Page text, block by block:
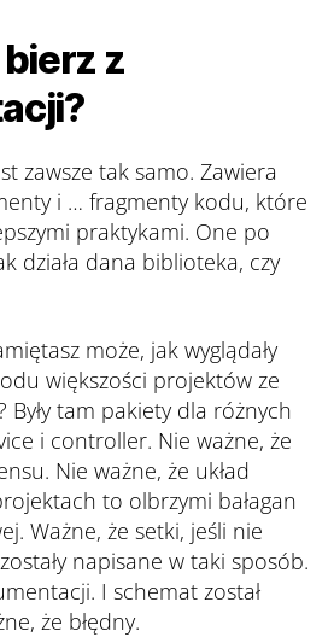
z
zawsze tak samo. Zawiera
i … fragmenty kodu, które
praktykami. One po
działa dana biblioteka, czy
może, jak wyglądały
większości projektów ze
Były tam pakiety dla różnych
i controller. Nie ważne, że
Nie ważne, że układ
to olbrzymi bałagan
Ważne, że setki, jeśli nie
napisane w taki sposób.
I schemat został
że błędny.